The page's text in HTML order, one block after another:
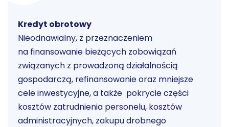
Kredyt obrotowy
Nieodnawialny, z przeznaczeniem
na finansowanie bieżących zobowiązań
związanych z prowadzoną działalnością
gospodarczą, refinansowanie oraz mniejsze
cele inwestycyjne, a także pokrycie części
kosztów zatrudnienia personelu, kosztów
administracyjnych, zakupu drobnego